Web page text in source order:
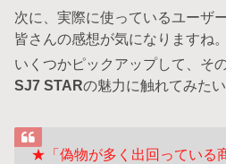
次に、実際に使っているユーザ
皆さんの感想が気になりますね。
いくつかピックアップして、そ
SJ7 STARの魅力に触れてみたい
★「偽物が多く出回っている